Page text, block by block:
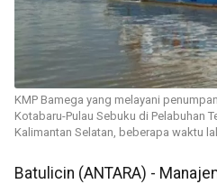
KMP Bamega yang melayani
Kotabaru-Pulau Sebuku di Pelabuhan
Kalimantan Selatan, beberapa waktu
Batulicin (ANTARA) -